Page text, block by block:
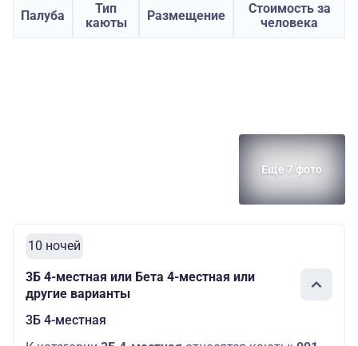
Палуба
Тип
каюты
Размещение
Стоимость за
человека
Еще 7 фото
10 ночей
3Б 4-местная или Бета 4-местная или
другие варианты
3Б 4-местная